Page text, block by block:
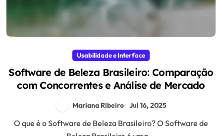
Usabilidade e Interface
Software de Beleza Brasileiro: Comparação
com Concorrentes e Análise de Mercado
Mariana Ribeiro Jul 16, 2025
O que é o Software de Beleza Brasileiro? O Software de